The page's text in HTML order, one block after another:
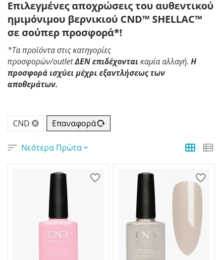
Επιλεγμένες αποχρώσεις του αυθεντικού
ημιμόνιμου βερνικιού CND™ SHELLAC™
σε σούπερ προσφορά*!
*Τα προϊόντα στις κατηγορίες
προσφορών/outletΔΕΝεπιδέχονται καμία αλλαγή. Η
προσφορά ισχύει μέχρι εξαντλήσεως των
αποθεμάτων.
CND Επαναφορά
Νεότερα Πρώτα